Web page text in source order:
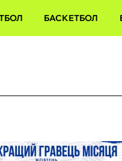
БАСКЕТБОЛ